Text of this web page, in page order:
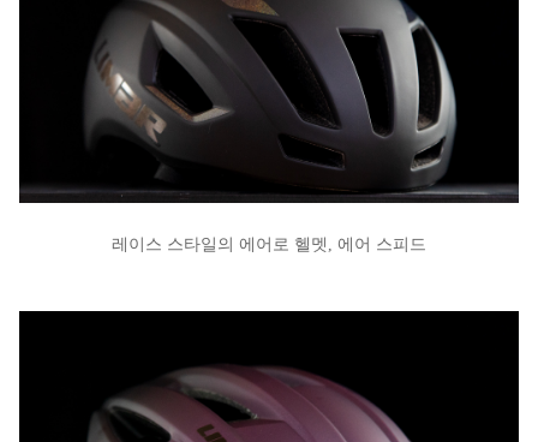
레이스 스타일의 에어로 헬멧, 에어 스피드